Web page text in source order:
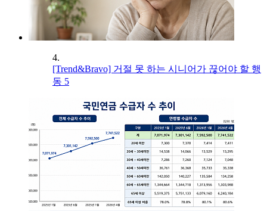
4.
[Trend&Bravo] 거절 못 하는 시니어가 끊어야 할 행
동 5